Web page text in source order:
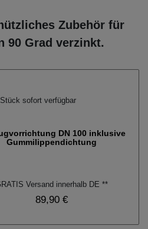
Zubehör für
90 Grad verzinkt.
sofort verfügbar
DN 100 inklusive
Gummilippendichtung
Versand innerhalb DE **
89,90 €